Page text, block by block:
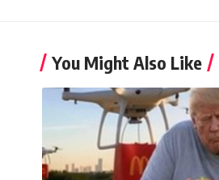
You Might Also Like